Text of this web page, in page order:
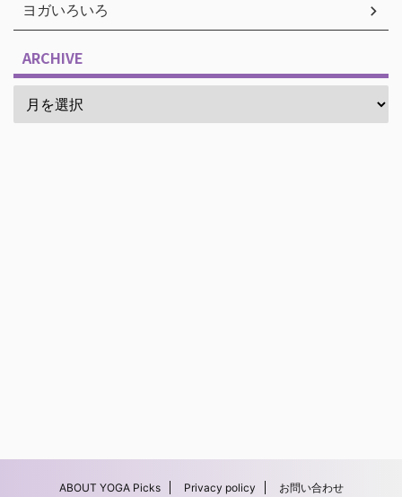
ヨガいろいろ
ARCHIVE
ABOUT YOGA Picks Privacy policy お問い合わせ